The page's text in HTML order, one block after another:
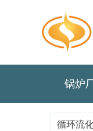
锅炉
循环流